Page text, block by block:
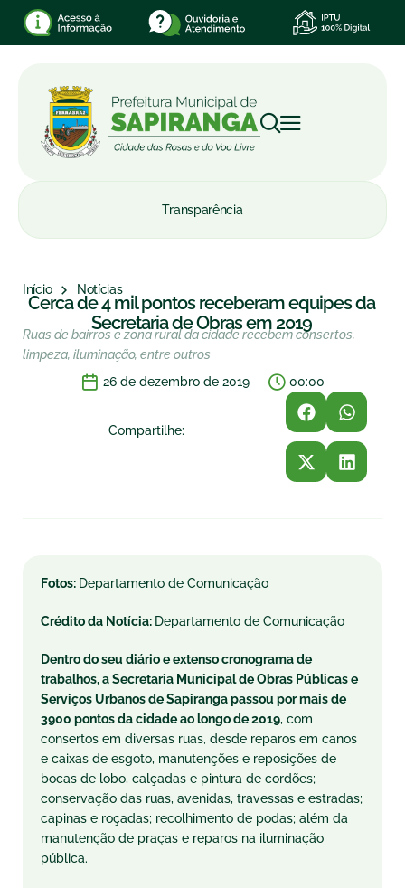
Transparência
Início Notícias
Cerca de 4 mil pontos receberam equipes da
Secretaria de Obras em 2019
Ruas de bairros e zona rural da cidade recebem consertos,
limpeza, iluminação, entre outros
26 de dezembro de 2019
00:00
Compartilhe:
Fotos: Departamento de Comunicação
Crédito da Notícia: Departamento de Comunicação
Dentro do seu diário e extenso cronograma de
trabalhos, a Secretaria Municipal de Obras Públicas e
Serviços Urbanos de Sapiranga passou por mais de
3900 pontos da cidade ao longo de 2019, com
consertos em diversas ruas, desde reparos em canos
e caixas de esgoto, manutenções e reposições de
bocas de lobo, calçadas e pintura de cordões;
conservação das ruas, avenidas, travessas e estradas;
capinas e roçadas; recolhimento de podas; além da
manutenção de praças e reparos na iluminação
pública.